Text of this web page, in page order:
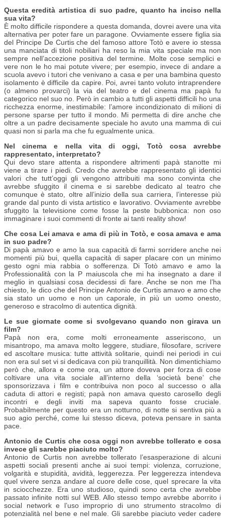
Questa eredità artistica di suo padre, quanto ha inciso nella
sua vita?
È molto difficile rispondere a questa domanda, dovrei avere una vita
alternativa per poter fare un paragone. Ovviamente essere figlia sia
del Principe De Curtis che del famoso attore Totò e avere io stessa
una manciata di titoli nobiliari ha reso la mia vita speciale ma non
sempre nell’accezione positiva del termine. Molte cose semplici e
vere non le ho mai potute vivere; per esempio, invece di andare a
scuola avevo i tutori che venivano a casa e per una bambina questo
isolamento è difficile da capire. Poi, avrei tanto voluto intraprendere
(o almeno provarci) la via del teatro e del cinema ma papà fu
categorico nel suo no. Però in cambio a tutti gli aspetti difficili ho una
ricchezza enorme, inestimabile: l’amore incondizionato di milioni di
persone sparse per tutto il mondo. Mi permetta di dire anche che
oltre a un padre decisamente speciale ho avuto una mamma di cui
quasi non si parla ma che fu egualmente unica.
Nel cinema e nella vita di oggi, Totò cosa avrebbe
rappresentato, interpretato?
Qui devo stare attenta a rispondere altrimenti papà stanotte mi
viene a tirare i piedi. Credo che avrebbe rappresentato gli identici
valori che tutt’oggi gli vengono attribuiti ma sono convinta che
avrebbe sfuggito il cinema e si sarebbe dedicato al teatro che
comunque è stato, oltre all’inizio della sua carriera, l’interesse più
grande dal punto di vista artistico e lavorativo. Ovviamente avrebbe
sfuggito la televisione come fosse la peste bubbonica: non oso
immaginare i suoi commenti di fronte ai tanti reality show!
Che cosa Lei amava e ama di più in Totò, e cosa amava e ama
in suo padre?
Di papà amavo e amo la sua capacità di farmi sorridere anche nei
momenti più bui, quella capacità di saper placare con un minimo
gesto ogni mia rabbia o sofferenza. Di Totò amavo e amo la
Professionalità con la P maiuscola che mi ha insegnato a dare il
meglio in qualsiasi cosa decidessi di fare. Anche se non me l’ha
chiesto, le dico che del Principe Antonio de Curtis amavo e amo che
sia stato un uomo e non un caporale, in più un uomo onesto,
generoso e stracolmo di autentica dignità.
Le sue giornate come si svolgevano quando non girava un
film?
Papà non era, come molti erroneamente asseriscono, un
misantropo, ma amava molto leggere, studiare, filosofare, scrivere
ed ascoltare musica: tutte attività solitarie, quindi nei periodi in cui
non era sul set vi si dedicava con più tranquillità. Non dimentichiamo
però che, allora e come ora, un attore doveva per forza di cose
coltivare una vita sociale all’interno della ‘società bene’ che
sponsorizzava i film e contribuiva non poco al successo o alla
caduta di attori e registi; papà non amava questo carosello degli
incontri e degli inviti ma sapeva quanto fosse cruciale.
Probabilmente per questo era un notturno, di notte si sentiva più a
suo agio perché, come lui stesso diceva, poteva pensare in santa
pace.
Antonio de Curtis che cosa oggi non avrebbe tollerato e cosa
invece gli sarebbe piaciuto molto?
Antonio de Curtis non avrebbe tollerato l’esasperazione di alcuni
aspetti sociali presenti anche ai suoi tempi: violenza, corruzione,
volgarità e stupidità, avidità, leggerezza. Per leggerezza intendeva
quel vivere senza andare al cuore delle cose, quel sprecare la vita
in sciocchezze. Era uno studioso, quindi sono certa che avrebbe
passato infinite notti sul WEB. Allo stesso tempo avrebbe aborrito i
social network e l’uso improprio di uno strumento stracolmo di
potenzialità nel bene e nel male. Gli sarebbe piaciuto veder cadere